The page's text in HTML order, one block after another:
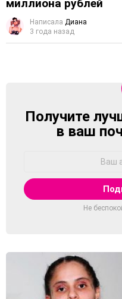
миллиона рублей
Написала Диана
3 года назад
NEWSLETTER
Получите
в ваш
Не